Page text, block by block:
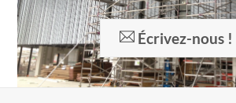
Écrivez-nous !